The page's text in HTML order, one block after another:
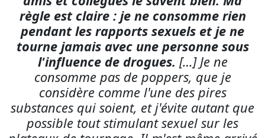
considère comme l'une des pires
substances qui soient, et j'évite autant que
possible tout stimulant sexuel sur les
plateaux de tournage. Il m'est même arrivé
de manquer des tournages pour refuser
d'en consommer, car ma santé passe avant
tout contrat. Cette aversion n'est pas le
fruit du hasard. J'ai étudié en profondeur